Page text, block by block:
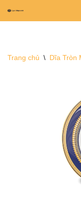
dung
Trang chủ \ Dĩa Tròn